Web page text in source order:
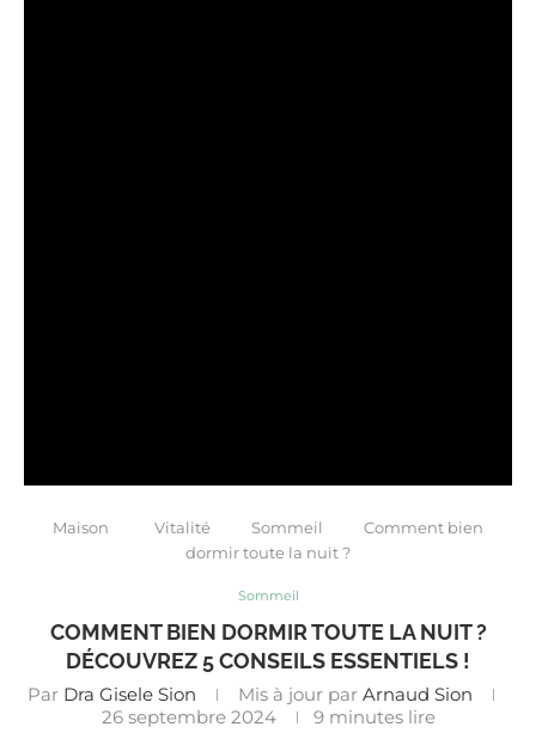
Maison Vitalité Sommeil
Comment bien
dormir toute la nuit ?
Sommeil
COMMENT BIEN DORMIR TOUTE LA NUIT ?
DÉCOUVREZ 5 CONSEILS ESSENTIELS !
Par Dra Gisele Sion Mis à jour parArnaud Sion
26 septembre 2024
9 minutes lire